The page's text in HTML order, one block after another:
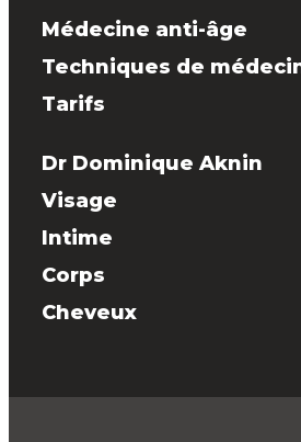
Médecine anti-âge
Techniques de
Tarifs
Dr Dominique Aknin
Visage
Intime
Corps
Cheveux